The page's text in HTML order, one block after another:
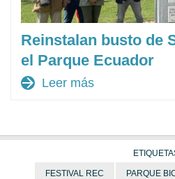
Reinstalan busto de
el Parque Ecuador
arrow_forward Leer más
FESTIVAL REC PARQUE